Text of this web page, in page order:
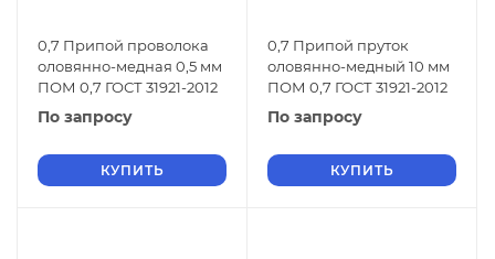
0,7 Припой проволока
оловянно-медная 0,5 мм
ПОМ 0,7 ГОСТ 31921-2012
По запросу
КУПИТЬ
0,7 Припой пруток
оловянно-медный 10 мм
ПОМ 0,7 ГОСТ 31921-2012
По запросу
КУПИТЬ